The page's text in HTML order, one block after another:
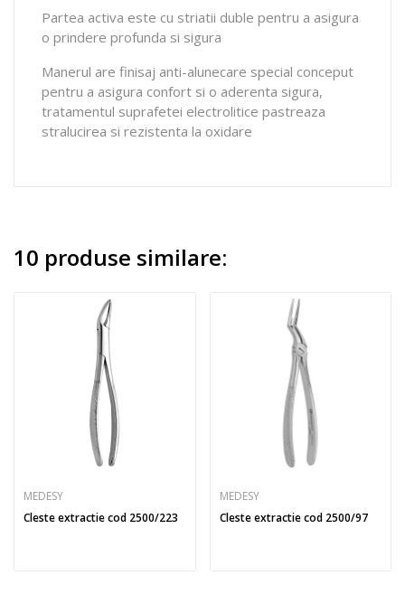
Partea activa este cu striatii duble pentru a asigura
o prindere profunda si sigura
Manerul are finisaj anti-alunecare special conceput
pentru a asigura confort si o aderenta sigura,
tratamentul suprafetei electrolitice pastreaza
stralucirea si rezistenta la oxidare
10 produse similare:
MEDESY
Cleste extractie cod 2500/223
MEDESY
Cleste extractie cod 2500/97